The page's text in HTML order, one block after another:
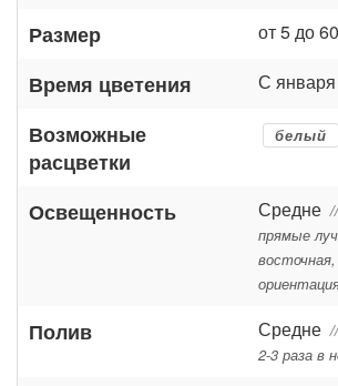
Размер от 5 до
Время цветения С
Возможные
расцветки
белый
Освещенность Средне
прямые
Полив Средне
2-3 раза в